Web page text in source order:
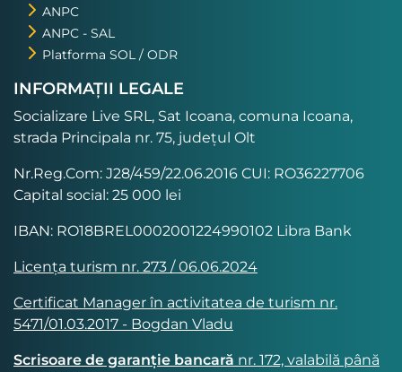
ANPC
ANPC - SAL
Platforma SOL / ODR
INFORMAȚII LEGALE
Socializare Live SRL, Sat Icoana, comuna Icoana,
strada Principala nr. 75, județul Olt
Nr.Reg.Com: J28/459/22.06.2016 CUI: RO36227706
Capital social: 25 000 lei
IBAN: RO18BREL0002001224990102 Libra Bank
Licența turism nr. 273 / 06.06.2024
Certificat Manager în activitatea de turism nr.
5471/01.03.2017 - Bogdan Vladu
Scrisoare de garanție bancară nr. 172, valabilă până